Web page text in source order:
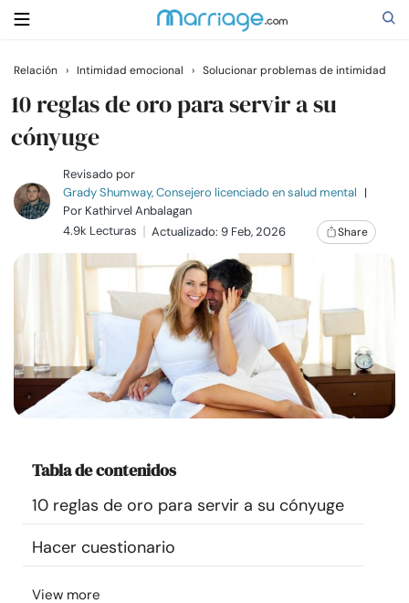
Buscar
Casarse
Relaciones
Familia
Cursos
Comunidad
Encuentra un terapeuta
Relación › Intimidad emocional › Solucionar problemas de intimidad
10 reglas de oro para servir a su
cónyuge
Revisado por
Grady Shumway, Consejero licenciado en salud mental |
Por Kathirvel Anbalagan
4.9k Lecturas
Actualizado: 9 Feb, 2026 Share
Tabla de contenidos
10 reglas de oro para servir a su cónyuge
Hacer cuestionario
View more